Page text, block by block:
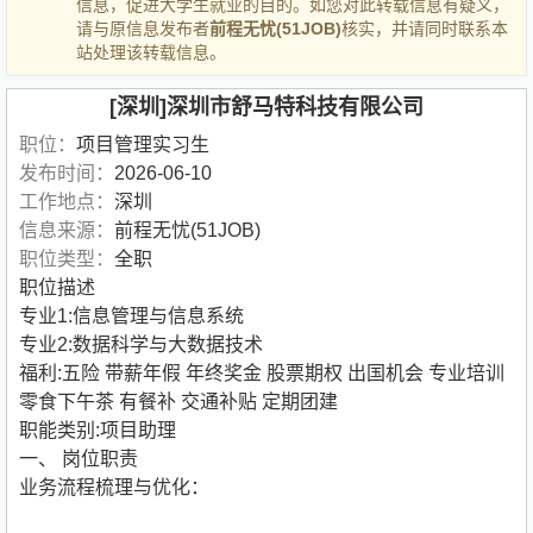
信息，促进大学生就业的目的。如您对此转载信息有疑义，
请与原信息发布者前程无忧(51JOB)核实，并请同时联系本
站处理该转载信息。
[深圳]深圳市舒马特科技有限公司
职位： 项目管理实习生
发布时间： 2026-06-10
工作地点： 深圳
信息来源： 前程无忧(51JOB)
职位类型： 全职
职位描述
专业1:信息管理与信息系统
专业2:数据科学与大数据技术
福利:五险 带薪年假 年终奖金 股票期权 出国机会 专业培训
零食下午茶 有餐补 交通补贴 定期团建
职能类别:项目助理
一、 岗位职责
业务流程梳理与优化：